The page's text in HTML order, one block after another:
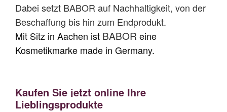
Dabei setzt BABOR auf Nachhaltigkeit, von der
Beschaffung bis hin zum Endprodukt.
Mit Sitz in Aachen ist BABOR eine
Kosmetikmarke made in Germany.
Kaufen Sie jetzt online Ihre
Lieblingsprodukte